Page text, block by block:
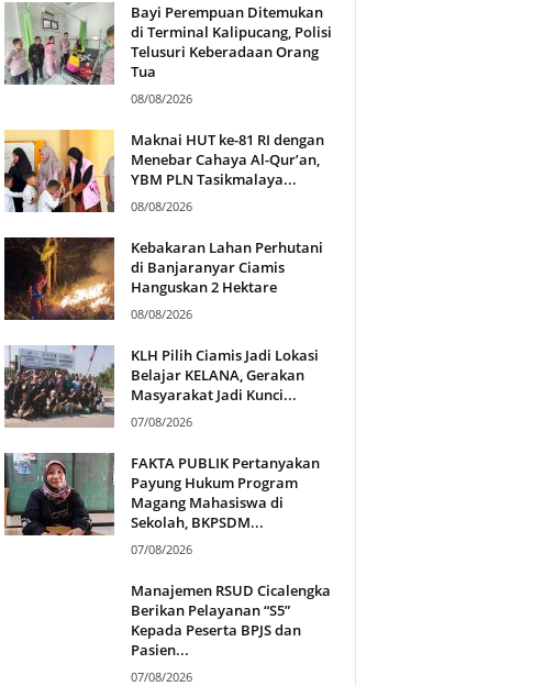
Bayi Perempuan Ditemukan
di Terminal Kalipucang, Polisi
Telusuri Keberadaan Orang
Tua
08/08/2026
Maknai HUT ke-81 RI dengan
Menebar Cahaya Al-Qur’an,
YBM PLN Tasikmalaya...
08/08/2026
Kebakaran Lahan Perhutani
di Banjaranyar Ciamis
Hanguskan 2 Hektare
08/08/2026
KLH Pilih Ciamis Jadi Lokasi
Belajar KELANA, Gerakan
Masyarakat Jadi Kunci...
07/08/2026
FAKTA PUBLIK Pertanyakan
Payung Hukum Program
Magang Mahasiswa di
Sekolah, BKPSDM...
07/08/2026
Manajemen RSUD Cicalengka
Berikan Pelayanan “S5”
Kepada Peserta BPJS dan
Pasien...
07/08/2026